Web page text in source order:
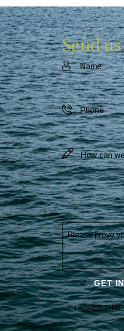
Send
Please prove
I AGREE